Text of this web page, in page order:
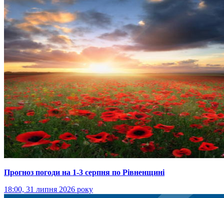
Прогноз погоди на 1-3 серпня по Рівненщині
18:00, 31 липня 2026 року